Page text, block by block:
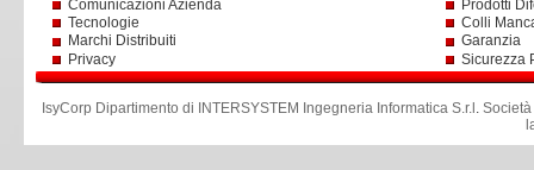
Comunicazioni Azienda
Tecnologie
Marchi Distribuiti
Privacy
Prodotti
Colli
Garanzia
Sicurezza
IsyCorp Dipartimento di INTERSYSTEM Ingegneria Informatica S.r.l .